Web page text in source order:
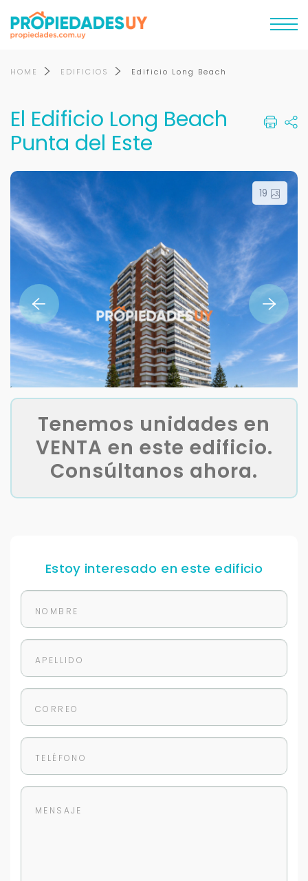
HOME EDIFICIOS Edificio Long Beach
El Edificio Long Beach
Punta del Este
19
Tenemos unidades en
VENTA en este edificio.
Consúltanos ahora.
Estoy interesado en este edificio